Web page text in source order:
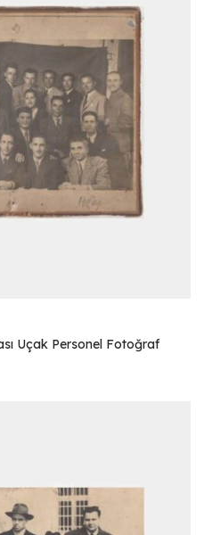
Uçak Personel Fotoğraf